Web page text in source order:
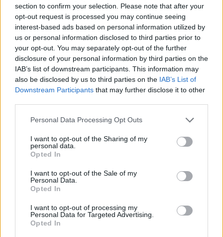
section to confirm your selection. Please note that after your
opt-out request is processed you may continue seeing
interest-based ads based on personal information utilized by
us or personal information disclosed to third parties prior to
your opt-out. You may separately opt-out of the further
disclosure of your personal information by third parties on the
IAB’s list of downstream participants. This information may
also be disclosed by us to third parties on the IAB’s List of
Downstream Participants that may further disclose it to other
Please note that this website/app uses one or more Google
not limited to your visit or usage behaviour. You may click to
grant or deny consent to Google and its third-party tags to
use your data for below specified purposes in below Google
consent section.
Personal Data Processing Opt Outs
I want to opt-out of the Sharing of my
personal data.
Opted In
I want to opt-out of the Sale of my
Personal Data.
Opted In
I want to opt-out of processing my
Personal Data for Targeted Advertising.
Opted In
Condividi l'articolo
F
a
ce
b
o
o
k
T
w
it
te
r
Pi
n
te
re
st
W
h
at
s
A
p
p
S
h
a
re
Articolo precedente
Prossimo articolo
anche a San Pantaleo
Rapina a Porto Rotondo, due uomini fermati dai
carabinieri